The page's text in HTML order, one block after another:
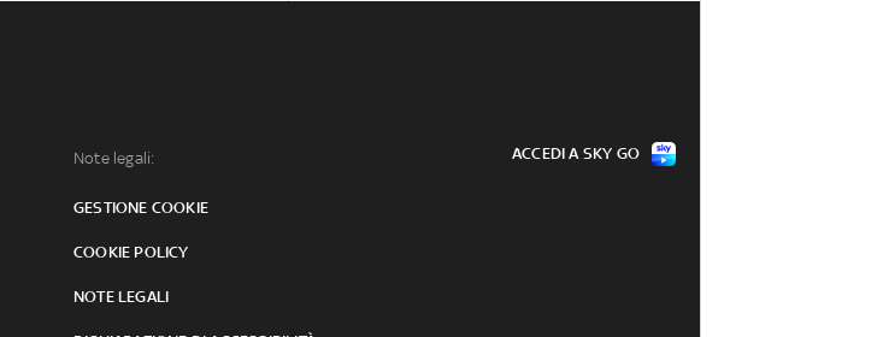
Note legali:
GESTIONE COOKIE
COOKIE POLICY
NOTE LEGALI
ACCEDI A SKY GO